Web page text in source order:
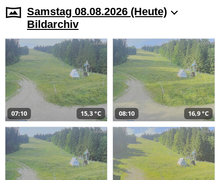
Samstag 08.08.2026 (Heute)
Bildarchiv
07:10 15,3 °C 08:10 16,9 °C